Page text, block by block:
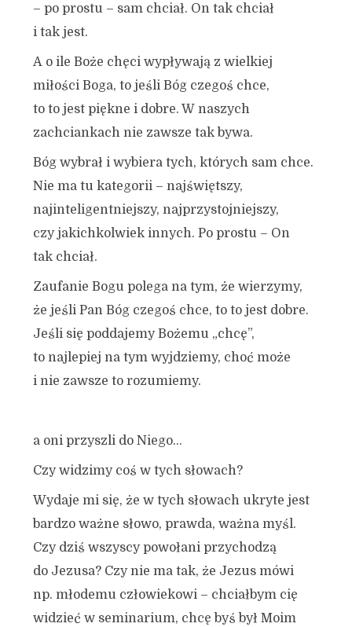
– po prostu – sam chciał. On tak chciał
i tak jest.
A o ile Boże chęci wypływają z wielkiej
miłości Boga, to jeśli Bóg czegoś chce,
to to jest piękne i dobre. W naszych
zachciankach nie zawsze tak bywa.
Bóg wybrał i wybiera tych, których sam chce.
Nie ma tu kategorii – najświętszy,
najinteligentniejszy, najprzystojniejszy,
czy jakichkolwiek innych. Po prostu – On
tak chciał.
Zaufanie Bogu polega na tym, że wierzymy,
że jeśli Pan Bóg czegoś chce, to to jest dobre.
Jeśli się poddajemy Bożemu „chcę”,
to najlepiej na tym wyjdziemy, choć może
i nie zawsze to rozumiemy.
a oni przyszli do Niego…
Czy widzimy coś w tych słowach?
Wydaje mi się, że w tych słowach ukryte jest
bardzo ważne słowo, prawda, ważna myśl.
Czy dziś wszyscy powołani przychodzą
do Jezusa? Czy nie ma tak, że Jezus mówi
np. młodemu człowiekowi – chciałbym cię
widzieć w seminarium, chcę byś był Moim